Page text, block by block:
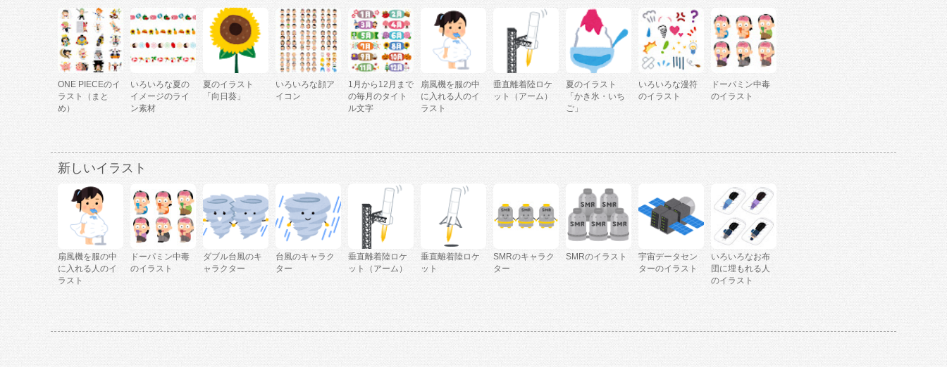
ONE PIECEのイ
ラスト（まと
め）
いろいろな夏の
イメージのライ
ン素材
夏のイラスト
「向日葵」
いろいろな顔ア
イコン
1月から12月まで
の毎月のタイト
ル文字
扇風機を服の中
に入れる人のイ
ラスト
垂直離着陸ロケ
ット（アーム）
夏のイラスト
「かき氷・いち
ご」
いろいろな漫符
のイラスト
ドーパミン中毒
のイラスト
新しいイラスト
扇風機を服の中
に入れる人のイ
ラスト
ドーパミン中毒
のイラスト
ダブル台風のキ
ャラクター
台風のキャラク
ター
垂直離着陸ロケ
ット（アーム）
垂直離着陸ロケ
ット
SMRのキャラク
ター
SMRのイラスト
宇宙データセン
ターのイラスト
いろいろなお布
団に埋もれる人
のイラスト